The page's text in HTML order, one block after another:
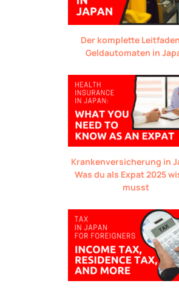
Der komplette
Geldautomaten in
Krankenversicherung in
Was du als Expat 2025
musst